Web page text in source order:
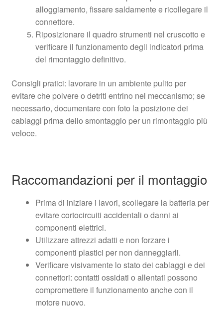
alloggiamento, fissare saldamente e ricollegare il
connettore.
Riposizionare il quadro strumenti nel cruscotto e
verificare il funzionamento degli indicatori prima
del rimontaggio definitivo.
Consigli pratici: lavorare in un ambiente pulito per
evitare che polvere o detriti entrino nel meccanismo; se
necessario, documentare con foto la posizione dei
cablaggi prima dello smontaggio per un rimontaggio più
veloce.
Raccomandazioni per il montaggio
Prima di iniziare i lavori, scollegare la batteria per
evitare cortocircuiti accidentali o danni ai
componenti elettrici.
Utilizzare attrezzi adatti e non forzare i
componenti plastici per non danneggiarli.
Verificare visivamente lo stato dei cablaggi e dei
connettori: contatti ossidati o allentati possono
compromettere il funzionamento anche con il
motore nuovo.